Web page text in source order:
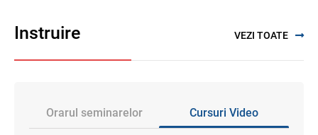
Instruire VEZI TOATE
Orarul seminarelor Cursuri Video